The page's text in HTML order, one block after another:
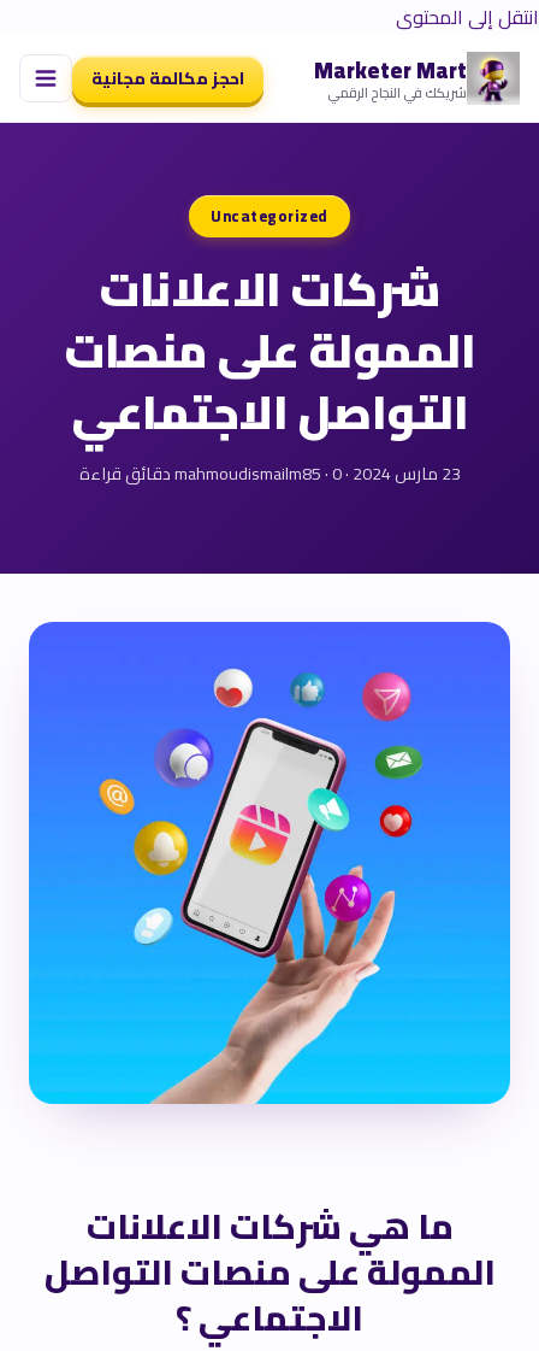
انتقل إلى المحتوى
Marketer Mart
شريكك في النجاح الرقمي احجز مكالمة مجانية
Uncategorized
شركات الاعلانات
الممولة على منصات
التواصل الاجتماعي
23 مارس 2024 · mahmoudismailm85 · 0 دقائق قراءة
ما هي شركات الاعلانات
الممولة على منصات التواصل
الاجتماعي ؟